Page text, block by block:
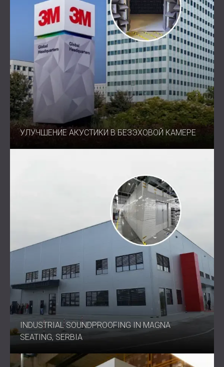
УЛУЧШЕНИЕ АКУСТИКИ В БЕЗЭХОВОЙ КАМЕРЕ
INDUSTRIAL SOUNDPROOFING IN MAGNA
SEATING, SERBIA